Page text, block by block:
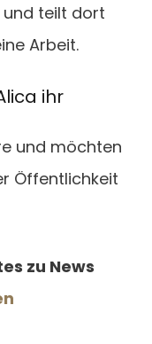
teilt dort
Arbeit.
ihr
und möchten
Öffentlichkeit
zu News